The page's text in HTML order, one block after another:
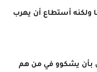
ولكنه أستطاع أن يهرب
بأن يشكوو في من هم